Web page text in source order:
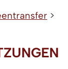
>